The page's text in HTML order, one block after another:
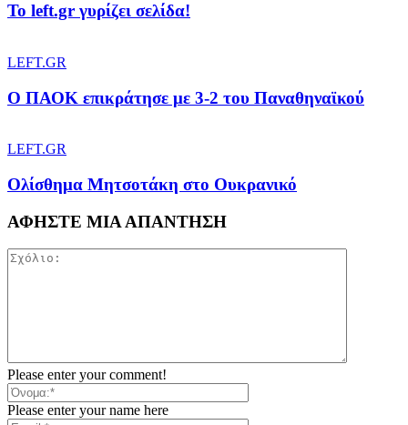
To left.gr γυρίζει σελίδα!
LEFT.GR
Ο ΠΑΟΚ επικράτησε με 3-2 του Παναθηναϊκού
LEFT.GR
Ολίσθημα Μητσοτάκη στο Ουκρανικό
ΑΦΗΣΤΕ ΜΙΑ ΑΠΑΝΤΗΣΗ
Please enter your comment!
Please enter your name here